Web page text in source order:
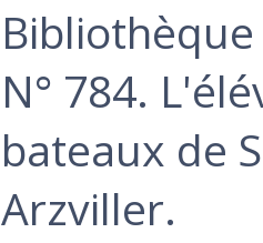
N° 784.
bateaux de
Arzviller.‎